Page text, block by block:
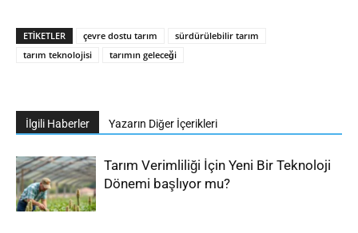
ETIKETLER çevre dostu tarım
sürdürülebilir tarım
tarım teknolojisi
tarımın geleceği
İlgili Haberler Yazarın Diğer İçerikleri
Tarım Verimliliği İçin Yeni Bir Teknoloji
Dönemi başlıyor mu?